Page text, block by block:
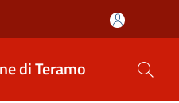
di Teramo